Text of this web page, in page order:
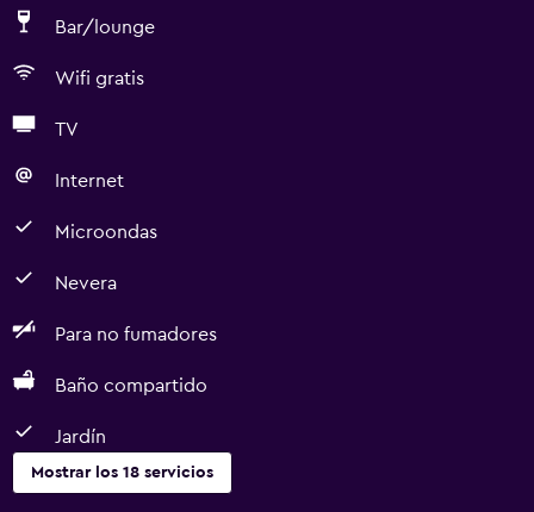
Bar/lounge
Wifi gratis
TV
Internet
Microondas
Nevera
Para no fumadores
Baño compartido
Jardín
Mostrar los 18 servicios